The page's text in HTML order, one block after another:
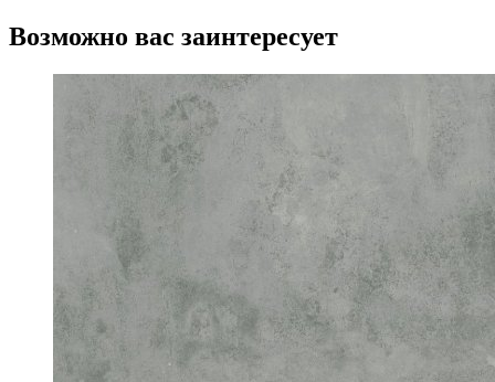
Возможно вас заинтересует